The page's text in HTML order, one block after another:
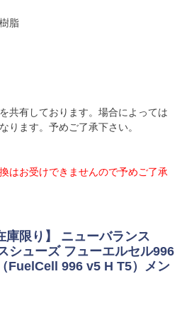
脂
共有しております。場合によっては
ります。予めご了承下さい。
はお受けできませんので予めご了承
庫限り】 ニューバランス
シューズ フューエルセル996
FuelCell 996 v5 H T5）メン